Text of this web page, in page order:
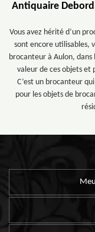
Antiquaire
Vous avez hérité d’un
sont encore utilisables,
brocanteur à Aulon, dans
valeur de ces objets et
C’est un brocanteur
pour les objets de